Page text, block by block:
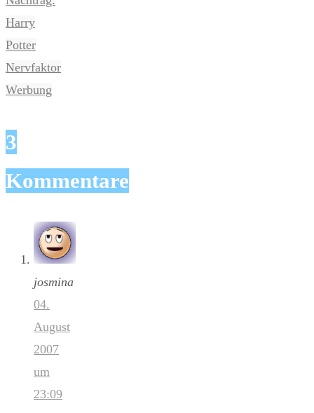
Harry
Potter
Nervfaktor
Werbung
3
Kommentare
josmina
04.
August
2007
um
23:09